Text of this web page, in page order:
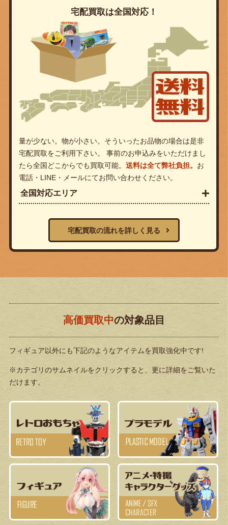
宅配買取は全国対応！
量が少ない。物が小さい。そういったお品物の場合は是非
宅配買取をご利用下さい。 事前のお申込みをいただけまし
たら全国どこからでも買取可能。 送料は全て弊社負担。 お
電話・LINE・メールにてお問い合わせください。
全国対応エリア
宅配買取の流れを詳しく見る
高価買取中の対象品目
フィギュア以外にも下記のようなアイテムを買取強化中です!
※カテゴリのサムネイルをクリックすると、更に詳細をご覧いた
だけます。